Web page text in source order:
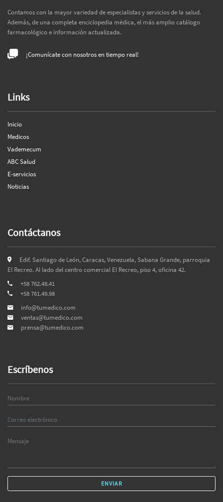
Contamos con la mayor variedad de especialistas y servicios de la salud.
Además, de una completa enciclopedia médica, el más amplio catálogo
farmacológico e información actualizada.
¡Comunícate con nosotros en tiempo real!
Links
Inicio
Medicos
Vademecum
ABC Salud
E-servicios
Noticias
Contáctanos
Edif. Santiago de León, Caracas, Venezuela, Sabana Grande, parroquia
El Recreo. Al lado del centro comercial El Recreo, piso 4, oficina 42.
+58 762.48.41
+58 761.49.98
info@tumedico.com
ventas@tumedico.com
prensa@tumedico.com
Escríbenos
ENVIAR